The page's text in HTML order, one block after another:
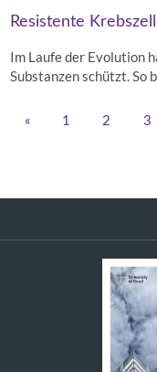
Resistente
Im Laufe der Evolution
Substanzen schützt. So
« 1 2 3